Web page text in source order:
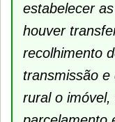
estabelecer
houver
recolhimento
transmissão
rural o